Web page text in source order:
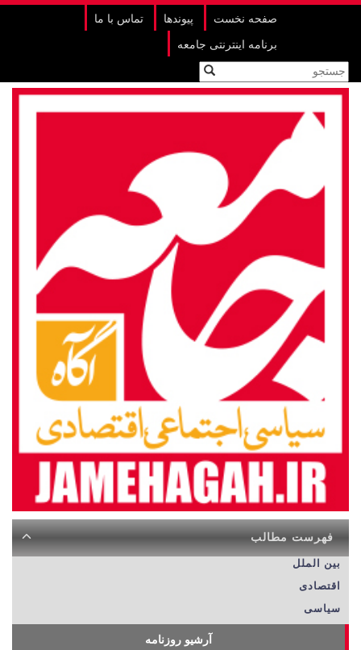
صفحه نخست پیوندها تماس با ما
برنامه اینترنتی جامعه
فهرست مطالب
بین الملل
اقتصادی
سیاسی
آرشیو روزنامه